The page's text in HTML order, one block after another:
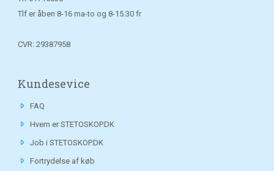
Tlf er åben 8-16 ma-to og 8-15.30 fr
CVR: 29387958
Kundesevice
FAQ
Hvem er STETOSKOP.DK
Job i STETOSKOP.DK
Fortrydelse af køb